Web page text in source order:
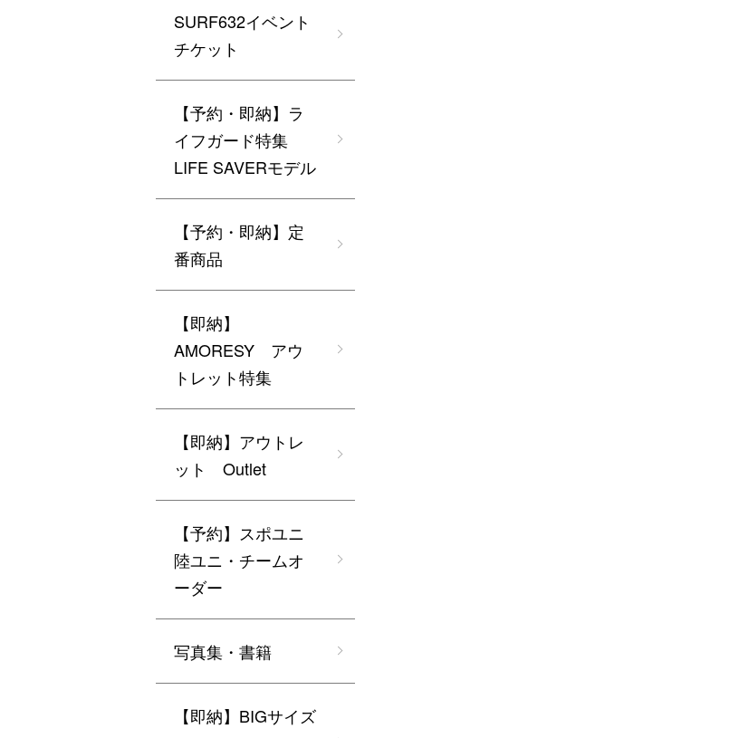
SURF632イベント
チケット
【予約・即納】ラ
イフガード特集
LIFE SAVERモデル
【予約・即納】定
番商品
【即納】
AMORESY アウ
トレット特集
【即納】アウトレ
ット Outlet
【予約】スポユニ
陸ユニ・チームオ
ーダー
写真集・書籍
【即納】BIGサイズ